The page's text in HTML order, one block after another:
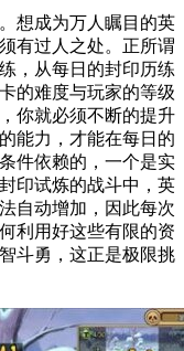
想成为万人瞩目的英
有过人之处。正所谓
，从每日的封印历练
的难度与玩家的等级
你就必须不断的提升
能力，才能在每日的
件依赖的，一个是实
印试炼的战斗中，英
自动增加，因此每次
利用好这些有限的资
斗勇，这正是极限挑